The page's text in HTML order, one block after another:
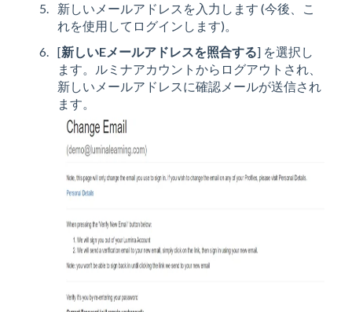
新しいメールアドレスを入力します (今後、こ
れを使用してログインします)。
[新しいEメールアドレスを照合する] を選択し
ます。ルミナアカウントからログアウトされ、
新しいメールアドレスに確認メールが送信され
ます。